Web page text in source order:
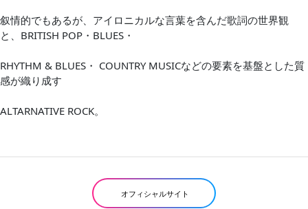
叙情的でもあるが、アイロニカルな言葉を含んだ歌詞の世界観
と、BRITISH POP・BLUES・
RHYTHM & BLUES・ COUNTRY MUSICなどの要素を基盤とした質
感が織り成す
ALTARNATIVE ROCK。
オフィシャルサイト